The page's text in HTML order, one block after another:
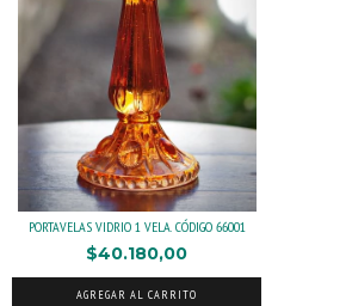
PORTAVELAS VIDRIO 1 VELA. CÓDIGO 66001
$40.180,00
AGREGAR AL CARRITO